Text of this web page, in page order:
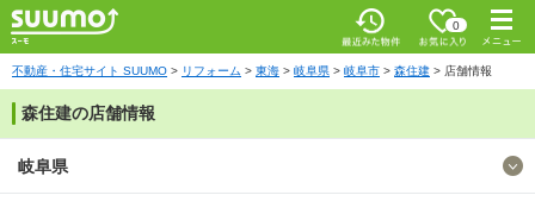
最近みた
物件
お気に入
0
メニ
ュー
不動産・住宅サイト SUUMO リフォーム 東海 岐阜県 岐阜市 森住建 店舗情報
森住建の店舗情報
岐阜県